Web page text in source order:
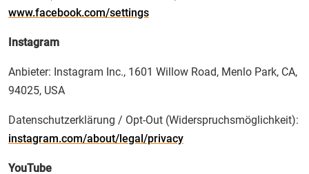
www.facebook.com/settings
Instagram
Anbieter: Instagram Inc., 1601 Willow Road, Menlo Park, CA,
94025, USA
Datenschutzerklärung / Opt-Out (Widerspruchsmöglichkeit):
instagram.com/about/legal/privacy
YouTube